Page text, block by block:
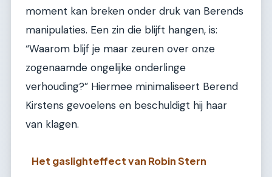
moment kan breken onder druk van Berends
manipulaties. Een zin die blijft hangen, is:
“Waarom blijf je maar zeuren over onze
zogenaamde ongelijke onderlinge
verhouding?” Hiermee minimaliseert Berend
Kirstens gevoelens en beschuldigt hij haar
van klagen.
Het gaslighteffect van Robin Stern